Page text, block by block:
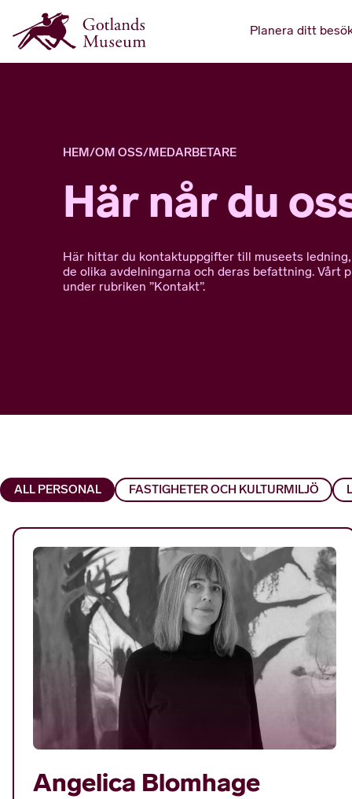
Planera ditt
HEM/OM OSS/MEDARBETARE
Här når du
Här hittar du kontaktuppgifter till museets
de olika avdelningarna och deras befattning. Vårt
under rubriken ”Kontakt”.
ALL PERSONAL FASTIGHETER OCH KULTURMILJÖ
Angelica Blomhage